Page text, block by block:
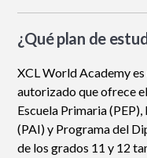
¿Qué plan de
XCL World Academy
autorizado que ofrece
Escuela Primaria
(PAI) y Programa del
de los grados 11 y 12